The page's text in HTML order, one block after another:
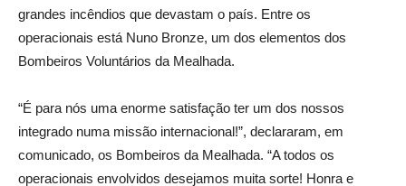
grandes incêndios que devastam o país. Entre os
operacionais está Nuno Bronze, um dos elementos dos
Bombeiros Voluntários da Mealhada.
“É para nós uma enorme satisfação ter um dos nossos
integrado numa missão internacional!”, declararam, em
comunicado, os Bombeiros da Mealhada. “A todos os
operacionais envolvidos desejamos muita sorte! Honra e